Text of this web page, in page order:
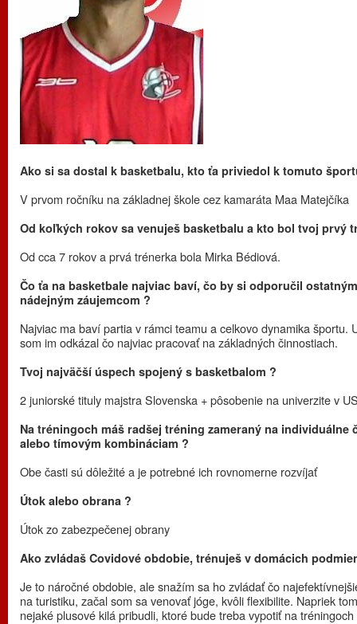
Ako si sa dostal k basketbalu, kto ťa priviedol k tomuto
V prvom ročníku na základnej škole cez kamaráta Maa Matejčíka
Od koľkých rokov sa venuješ basketbalu a kto bol tvoj prvý
Od cca 7 rokov a prvá trénerka bola Mirka Bédiová.
Čo ťa na basketbale najviac baví, čo by si odporučil ostatným
nádejným záujemcom ?
Najviac ma baví partia v rámci teamu a celkovo dynamika športu.
som im odkázal čo najviac pracovať na základných činnostiach.
Tvoj najväčší úspech spojený s basketbalom ?
2 juniorské tituly majstra Slovenska + pôsobenie na univerzite v
Na tréningoch máš radšej tréning zameraný na individuálne
alebo tímovým kombináciam ?
Obe časti sú dôležité a je potrebné ich rovnomerne rozvíjať
Útok alebo obrana ?
Útok zo zabezpečenej obrany
Ako zvládaš Covidové obdobie, trénuješ v domácich
Je to náročné obdobie, ale snažím sa ho zvládať čo
na turistiku, začal som sa venovať jóge, kvôli flexibilite. Napriek
nejaké plusové kilá pribudli, ktoré bude treba vypotiť na tréningoch